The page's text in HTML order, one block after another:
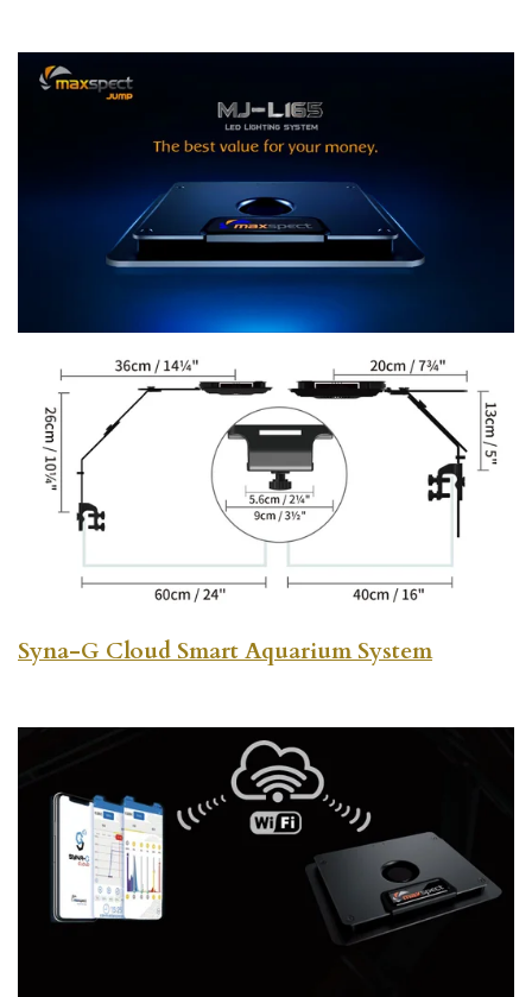
n
e
n
Syna-G Cloud Smart Aquarium System